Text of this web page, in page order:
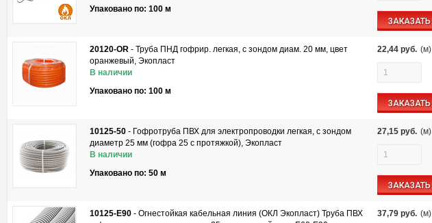
Упаковано по: 100 м
ЗАКАЗАТЬ
20120-OR - Труба ПНД гофрир. легкая, с зондом диам. 20 мм, цвет
оранжевый, Экопласт
В наличии
Упаковано по: 100 м
22,44 руб. (м)
ЗАКАЗАТЬ
10125-50 - Гофротруба ПВХ для электропроводки легкая, с зондом
диаметр 25 мм (гофра 25 с протяжкой), Экопласт
В наличии
Упаковано по: 50 м
27,15 руб. (м)
ЗАКАЗАТЬ
10125-E90 - Огнестойкая кабельная линия (ОКЛ Экопласт) Труба ПВХ
37,79 руб. (м)